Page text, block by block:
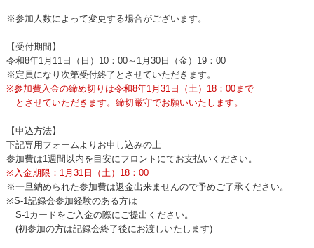
※参加人数によって変更する場合がございます。
【受付期間】
令和8年1月11日（日）10：00～1月30日（金）19：00
※定員になり次第受付終了とさせていただきます。
※参加費入金の締め切りは令和8年1月31日（土）18：00まで
とさせていただきます。締切厳守でお願いいたします。
【申込方法】
下記専用フォームよりお申し込みの上
参加費は1週間以内を目安にフロントにてお支払いください。
※入金期限：1月31日（土）18：00
※一旦納められた参加費は返金出来ませんので予めご了承ください。
※S-1記録会参加経験のある方は
S-1カードをご入金の際にご提出ください。
(初参加の方は記録会終了後にお渡しいたします)